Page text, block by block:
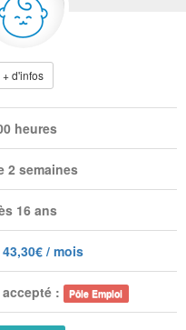
+ d'infos
heures
2 semaines
16 ans
43,30€ / mois
: Pôle Emploi